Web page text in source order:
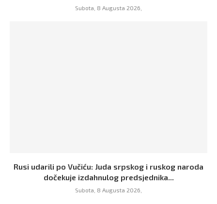
Subota, 8 Augusta 2026,
Rusi udarili po Vučiću: Juda srpskog i ruskog naroda
dočekuje izdahnulog predsjednika...
Subota, 8 Augusta 2026,